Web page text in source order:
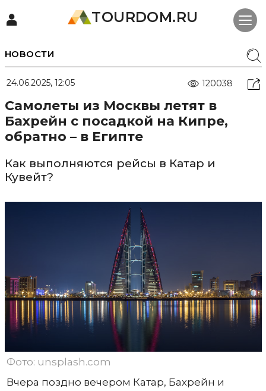
TOURDOM.RU
НОВОСТИ
24.06.2025, 12:05 120038
Самолеты из Москвы летят в
Бахрейн с посадкой на Кипре,
обратно – в Египте
Как выполняются рейсы в Катар и
Кувейт?
Фото: unsplash.com
Вчера поздно вечером Катар, Бахрейн и